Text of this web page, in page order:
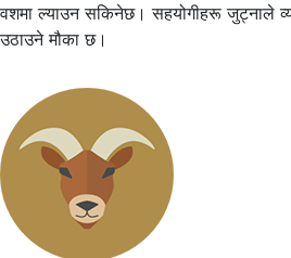
वशमा ल्याउन सकिनेछ। सहयोगीहरू जुट्नाले
उठाउने मौका छ।